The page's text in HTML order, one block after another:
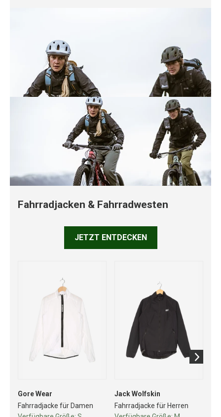
Fahrradjacken & Fahrradwesten
JETZT ENTDECKEN
Gore Wear
Fahrradjacke für Damen
Jack Wolfskin
Fahrradjacke für Herren